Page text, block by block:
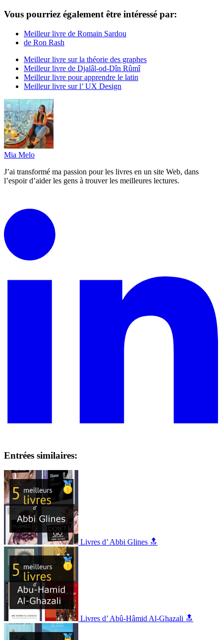
Vous pourriez également être intéressé par:
Meilleur livre de Romain Sardou
de Ron Rash
Meilleur livre sur la théorie des graphes
Meilleur livre de Djalâl-od-Dîn Rûmî
Meilleur livre pour apprendre le latin
Meilleur livre sur l’ UX Design
Mia Melo
J’ai transformé ma passion pour les livres en un site Web, dans
l’espoir d’aider les gens à trouver les meilleures lectures.
Entrées similaires:
Livres d’ Abbi Glines 🔝
Livres d’ Abû-Hâmid Al-Ghazali 🔝